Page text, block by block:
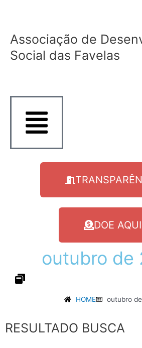
conteúdo
Associação de
Social das Favelas
DOE AQUI
outubro de
HOME outubro
RESULTADO BUSCA